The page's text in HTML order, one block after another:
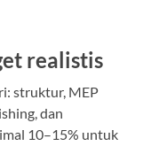
realistis
struktur, MEP
dan
10–15% untuk